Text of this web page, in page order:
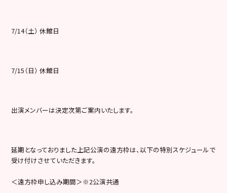
7/14（土） 休館日
7/15（日） 休館日
出演メンバーは決定次第ご案内いたします。
延期となっておりました上記公演の遠方枠は、以下の特別スケジュールで
受け付けさせていただきます。
＜遠方枠申し込み期間＞※2公演共通